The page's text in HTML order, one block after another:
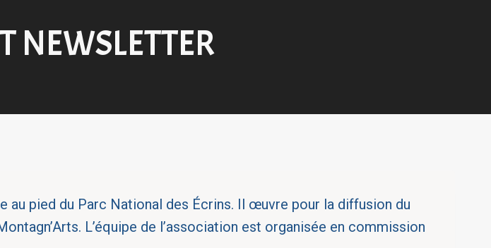
NEWSLETTER
au pied du Parc National des Écrins. Il œuvre pour la diffusion du
L’équipe de l’association est organisée en commission